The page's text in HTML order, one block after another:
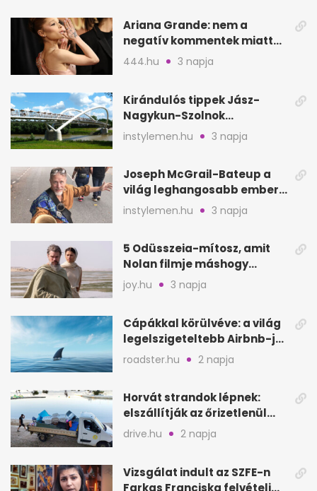
Ariana Grande: nem a
negatív kommentek miatt
vonul vissza
444.hu 3 napja
Kirándulós tippek Jász-
Nagykun-Szolnok
megyében: 6 kihagyhatatlan
hely
instylemen.hu 3 napja
Joseph McGrail-Bateup a
világ leghangosabb embere
lett Ausztráliából
instylemen.hu 3 napja
5 Odüsszeia-mítosz, amit
Nolan filmje máshogy
mutat, mint Homérosz
joy.hu 3 napja
Cápákkal körülvéve: a világ
legelszigeteltebb Airbnb-je
a nyílt tengeren
roadster.hu 2 napja
Horvát strandok lépnek:
elszállítják az őrizetlenül
hagyott törölközőket
drive.hu 2 napja
Vizsgálat indult az SZFE-n
Farkas Franciska felvételi